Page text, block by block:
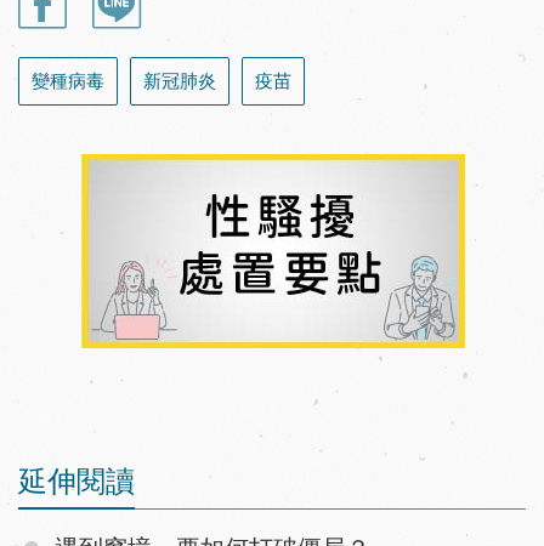
變種病毒 新冠肺炎 疫苗
延伸閱讀